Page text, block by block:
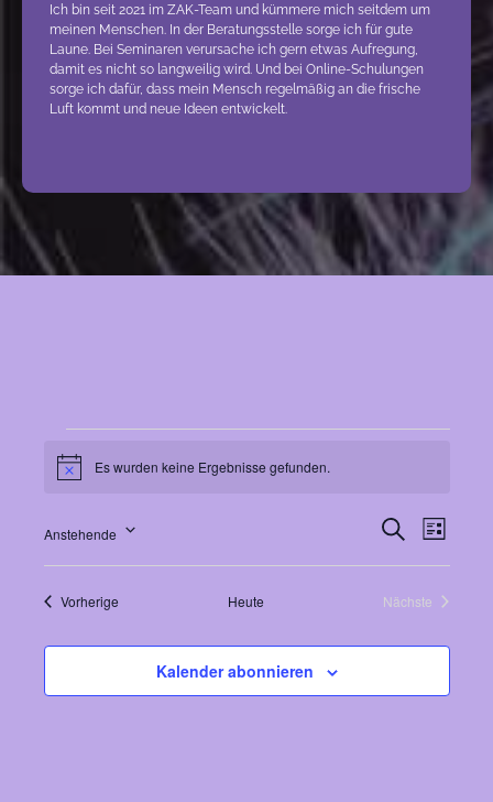
Ich bin seit 2021 im ZAK-Team und kümmere mich seitdem um
meinen Menschen. In der Beratungsstelle sorge ich für gute
Laune. Bei Seminaren verursache ich gern etwas Aufregung,
damit es nicht so langweilig wird. Und bei Online-Schulungen
sorge ich dafür, dass mein Mensch regelmäßig an die frische
Luft kommt und neue Ideen entwickelt.
Veranstaltungen
HinweisEs wurden keine Ergebnisse gefunden.
Suche
und
Suche
Liste
Anstehende
Datum
wählen.
VorherigeVeranstaltungen Heute
Nächste
Kalender abonnieren